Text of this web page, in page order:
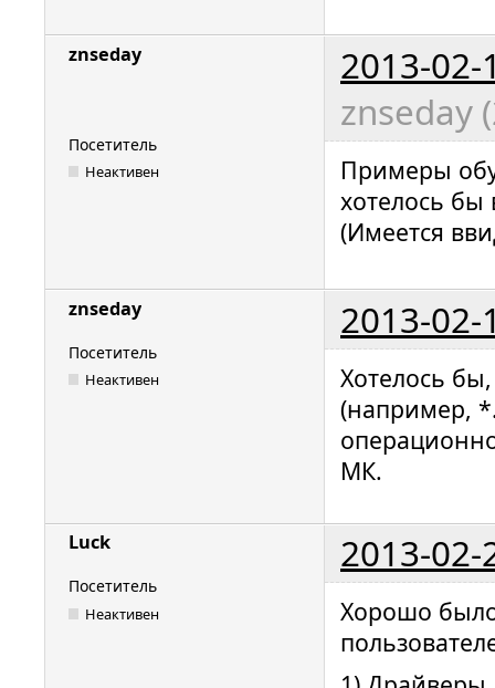
znseday
2013-02-
znseday
Посетитель
Неактивен
Примеры
хотелось бы
(Имеется
znseday 2013-02-
Посетитель
Неактивен
Хотелось
(например,
МК.
Luck 2013-02-
Посетитель
Неактивен
Хорошо